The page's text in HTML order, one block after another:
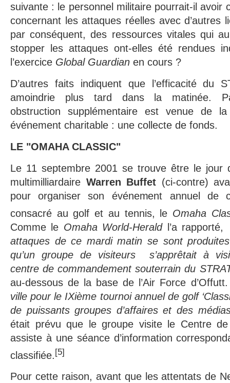
suivante : le personnel militaire pourrait-il avoir
concernant les attaques réelles avec d’autres
par conséquent, des ressources vitales qui
stopper les attaques ont-elles été rendues
l’exercice Global Guardian en cours ?
D’autres faits indiquent que l’efficacité du
amoindrie plus tard dans la matinée.
obstruction supplémentaire est venue de
événement charitable : une collecte de fonds.
LE "OMAHA CLASSIC"
Le 11 septembre 2001 se trouve être le jour
multimilliardaire Warren Buffet (ci-contre)
pour organiser son événement annuel de
consacré au golf et au tennis, le Omaha
Comme le Omaha World-Heraldl’a
attaques de ce mardi matin se sont
qu’un groupe de visiteurs s’apprêtait à
centre de commandement souterrain du
au-dessous de la base de l’Air Force
ville pour le IXième tournoi annuel de golf
de puissants groupes d’affaires et des
était prévu que le groupe visite le Centre
assiste à une séance d’information
classifiée. [5]
Pour cette raison, avant que les attentats de